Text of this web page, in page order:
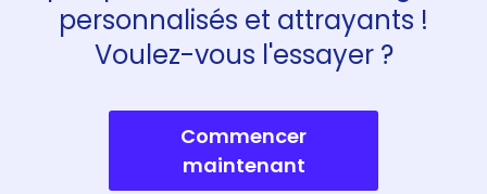
personnalisés et attrayants !
Voulez-vous l'essayer ?
Commencer
maintenant